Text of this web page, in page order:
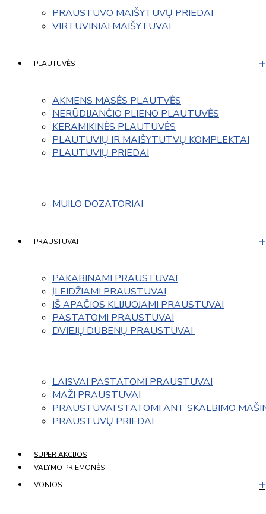
PRAUSTUVO MAIŠYTUVŲ PRIEDAI
VIRTUVINIAI MAIŠYTUVAI
PLAUTUVĖS
AKMENS MASĖS PLAUTVĖS
NERŪDIJANČIO PLIENO PLAUTUVĖS
KERAMIKINĖS PLAUTUVĖS
PLAUTUVIŲ IR MAIŠYTUTVŲ KOMPLEKTAI
PLAUTUVIŲ PRIEDAI
MUILO DOZATORIAI
PRAUSTUVAI
PAKABINAMI PRAUSTUVAI
ĮLEIDŽIAMI PRAUSTUVAI
IŠ APAČIOS KLIJUOJAMI PRAUSTUVAI
PASTATOMI PRAUSTUVAI
DVIEJŲ DUBENŲ PRAUSTUVAI
LAISVAI PASTATOMI PRAUSTUVAI
MAŽI PRAUSTUVAI
PRAUSTUVAI STATOMI ANT SKALBIMO
PRAUSTUVŲ PRIEDAI
SUPER AKCIJOS
VALYMO PRIEMONĖS
VONIOS